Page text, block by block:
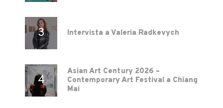
Intervista a Valeria Radkevych
Asian Art Century 2026 –
Contemporary Art Festival a Chiang
Mai